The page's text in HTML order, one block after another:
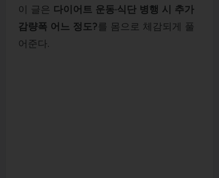
이 글은 다이어트 운동·식단 병행 시 추가
감량폭 어느 정도?를 몸으로 체감되게 풀
어준다.